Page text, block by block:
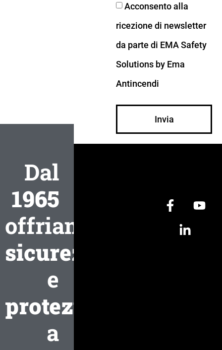
Acconsento alla
ricezione di newsletter
da parte di EMA Safety
Solutions by Ema
Antincendi
Invia
Dal
1965
offriamo
sicurezza
e
protezione
a